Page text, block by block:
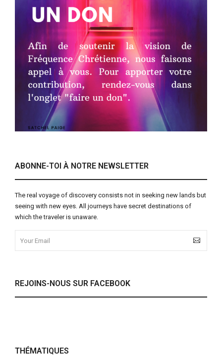
ABONNE-TOI À NOTRE NEWSLETTER
The real voyage of discovery consists not in seeking new lands but
seeing with new eyes. All journeys have secret destinations of
which the traveler is unaware.
REJOINS-NOUS SUR FACEBOOK
THÉMATIQUES